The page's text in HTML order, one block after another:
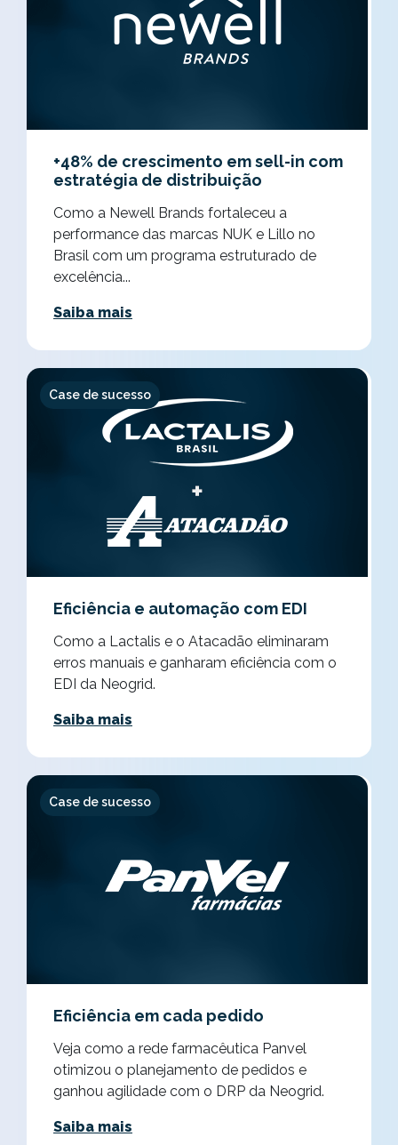
+48% de crescimento em sell-in com
estratégia de distribuição
Como a Newell Brands fortaleceu a
performance das marcas NUK e Lillo no
Brasil com um programa estruturado de
excelência...
Saiba mais
Case de sucesso
Eficiência e automação com EDI
Como a Lactalis e o Atacadão eliminaram
erros manuais e ganharam eficiência com o
EDI da Neogrid.
Saiba mais
Case de sucesso
Eficiência em cada pedido
Veja como a rede farmacêutica Panvel
otimizou o planejamento de pedidos e
ganhou agilidade com o DRP da Neogrid.
Saiba mais